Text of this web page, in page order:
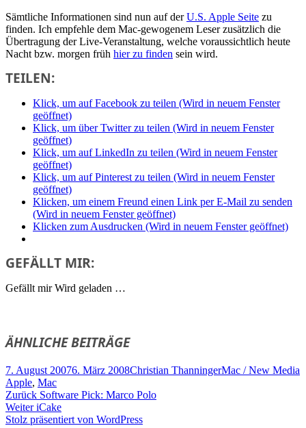
Sämtliche Informationen sind nun auf derU.S. Apple Seite zu
finden. Ich empfehle dem Mac-gewogenem Leser zusätzlich die
Übertragung der Live-Veranstaltung, welche voraussichtlich heute
Nacht bzw. morgen früh hier zu finden sein wird.
TEILEN:
Klick, um auf Facebook zu teilen (Wird in neuem Fenster
geöffnet)
Klick, um über Twitter zu teilen (Wird in neuem Fenster
geöffnet)
Klick, um auf LinkedIn zu teilen (Wird in neuem Fenster
geöffnet)
Klick, um auf Pinterest zu teilen (Wird in neuem Fenster
geöffnet)
Klicken, um einem Freund einen Link per E-Mail zu senden
(Wird in neuem Fenster geöffnet)
Klicken zum Ausdrucken (Wird in neuem Fenster geöffnet)
GEFÄLLT MIR:
Gefällt mir Wird geladen …
ÄHNLICHE BEITRÄGE
Veröffentlicht
am
7. August 20076. März 2008Autor
Christian ThanningerKategorien
Mac / New Media
Apple, Mac
Beitragsnavigation
Zurück Vorheriger
Beitrag:
Software Pick: Marco Polo
Weiter Nächster
Beitrag:
iCake
Stolz präsentiert von WordPress